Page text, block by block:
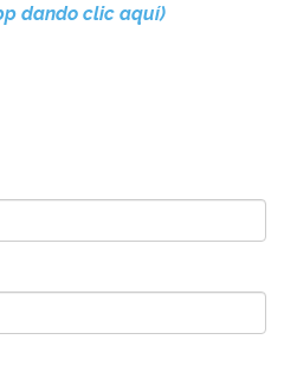
dando clic aquí)